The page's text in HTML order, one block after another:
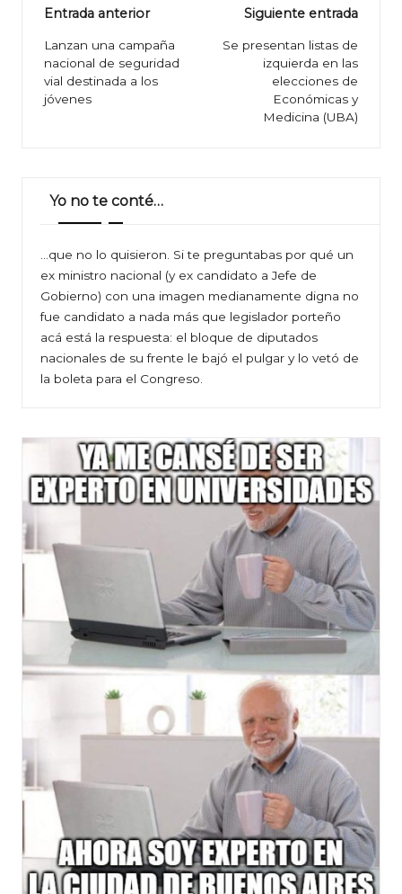
Navegación
de
entradas
Entrada anterior
Lanzan una campaña
nacional de seguridad
vial destinada a los
jóvenes
Siguiente entrada
Se presentan listas de
izquierda en las
elecciones de
Económicas y
Medicina (UBA)
Yo no te conté…
…que no lo quisieron. Si te preguntabas por qué un
ex ministro nacional (y ex candidato a Jefe de
Gobierno) con una imagen medianamente digna no
fue candidato a nada más que legislador porteño
acá está la respuesta: el bloque de diputados
nacionales de su frente le bajó el pulgar y lo vetó de
la boleta para el Congreso.